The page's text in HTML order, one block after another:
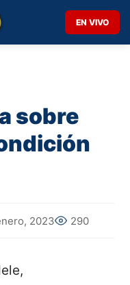
EN VIVO
sobre
2023 290